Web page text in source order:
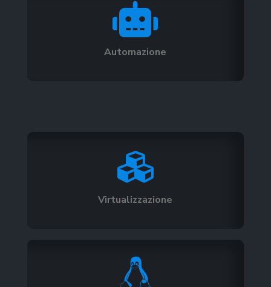

Automazione

Virtualizzazione
